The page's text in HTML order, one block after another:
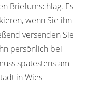
Briefumschlag. Es
wenn Sie ihn
versenden Sie
persönlich bei
spätestens am
in Wies